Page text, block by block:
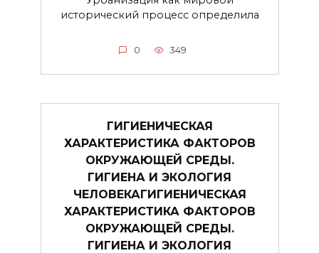
исторический процесс определила
0 349
ГИГИЕНИЧЕСКАЯ
ХАРАКТЕРИСТИКА ФАКТОРОВ
ОКРУЖАЮЩЕЙ СРЕДЫ.
ГИГИЕНА И ЭКОЛОГИЯ
ЧЕЛОВЕКАГИГИЕНИЧЕСКАЯ
ХАРАКТЕРИСТИКА ФАКТОРОВ
ОКРУЖАЮЩЕЙ СРЕДЫ.
ГИГИЕНА И ЭКОЛОГИЯ